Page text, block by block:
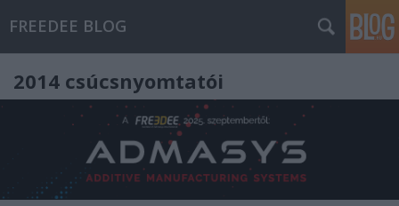
FREEDEE BLOG
2014 csúcsnyomtatói